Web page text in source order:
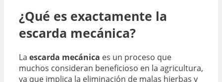
¿Qué es exactamente la
escarda mecánica?
La escarda mecánica es un proceso que
muchos consideran beneficioso en la agricultura,
ya que implica la eliminación de malas hierbas y